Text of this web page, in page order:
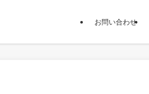
お問い合わせ